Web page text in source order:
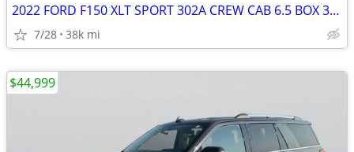
2022 FORD F150 XLT SPORT 302A CREW CAB 6.5 BOX 3.5 ECO BOOST #522105
7/28 38k mi
$44,999